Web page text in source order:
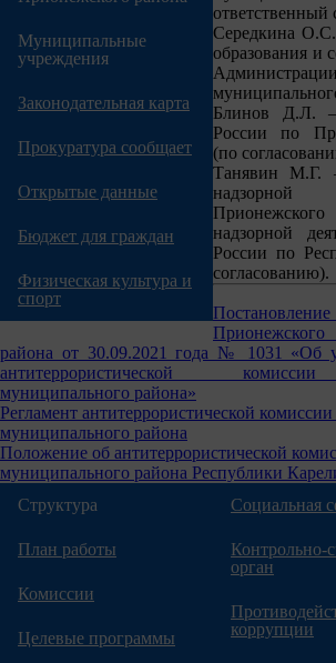
Муниципальные
учреждения
Законодательная карта
Прокуратура сообщает
Открытые данные
Бюджет для граждан
Физическая культура и
спорт
ответственный
Середкина
образования и
Блинов Д.Л.
России по
(по
Танявин М.Г.
надзорной
России по
согласованию).
района от 30.09.2021 года № 1031 «Об
антитеррористической
муниципального района»
Регламент антитеррористической
муниципального района
Положение об антитеррористической
муниципального района Республики
Структура
План работы
Комиссии
Целевые программы
Социальная
Контрольно-
орган
коррупции